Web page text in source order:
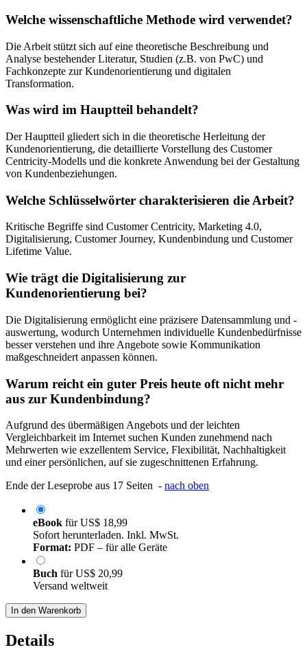
Welche wissenschaftliche Methode wird verwendet?
Die Arbeit stützt sich auf eine theoretische Beschreibung und
Analyse bestehender Literatur, Studien (z.B. von PwC) und
Fachkonzepte zur Kundenorientierung und digitalen
Transformation.
Was wird im Hauptteil behandelt?
Der Hauptteil gliedert sich in die theoretische Herleitung der
Kundenorientierung, die detaillierte Vorstellung des Customer
Centricity-Modells und die konkrete Anwendung bei der Gestaltung
von Kundenbeziehungen.
Welche Schlüsselwörter charakterisieren die Arbeit?
Kritische Begriffe sind Customer Centricity, Marketing 4.0,
Digitalisierung, Customer Journey, Kundenbindung und Customer
Lifetime Value.
Wie trägt die Digitalisierung zur
Kundenorientierung bei?
Die Digitalisierung ermöglicht eine präzisere Datensammlung und -
auswertung, wodurch Unternehmen individuelle Kundenbedürfnisse
besser verstehen und ihre Angebote sowie Kommunikation
maßgeschneidert anpassen können.
Warum reicht ein guter Preis heute oft nicht mehr
aus zur Kundenbindung?
Aufgrund des übermäßigen Angebots und der leichten
Vergleichbarkeit im Internet suchen Kunden zunehmend nach
Mehrwerten wie exzellentem Service, Flexibilität, Nachhaltigkeit
und einer persönlichen, auf sie zugeschnittenen Erfahrung.
Ende der Leseprobe aus 17 Seiten - nach oben
eBook fürUS$ 18,99
Sofort herunterladen. Inkl. MwSt.
Format: PDF – für alle Geräte
Buch fürUS$ 20,99
Versand weltweit
In den Warenkorb
Details